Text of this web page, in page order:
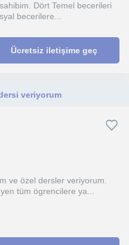
Dört Temel becerileri
becerilere...
Ücretsiz iletişime geç
veriyorum
ve özel dersler veriyorum.
tüm ögrencilere ya...